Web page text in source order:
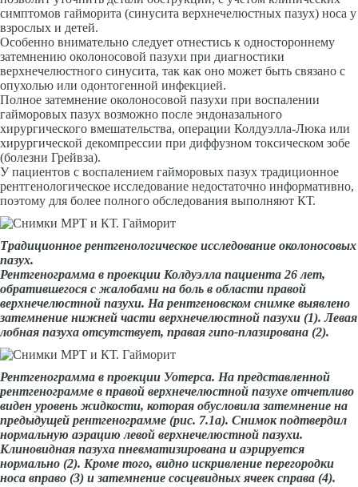
симптомов гайморита (синусита верхнечелюстных пазух) носа у
взрослых и детей.
Особенно внимательно следует отнестись к одностороннему
затемнению околоносовой пазухи при диагностики
верхнечелюстного синусита, так как оно может быть связано с
опухолью или одонтогенной инфекцией.
Полное затемнение околоносовой пазухи при воспалении
гайморовых пазух возможно после эндоназального
хирургического вмешательства, операции Колдуэлла-Люка или
хирургической декомпрессии при диффузном токсическом зобе
(болезни Грейвза).
У пациентов с воспалением гайморовых пазух традиционное
рентгенологическое исследование недостаточно информативно,
поэтому для более полного обследования выполняют КТ.
Традиционное рентгенологическое исследование околоносовых
пазух.
Рентгенограмма в проекции Колдуэлла пациента 26 лет,
обратившегося с жалобами на боль в области правой
верхнечелюстной пазухи. На рентгеновском снимке выявлено
затемнение нижней части верхнечелюстной пазухи (1). Левая
лобная пазуха отсутствует, правая гипо-плазирована (2).
Рентгенограмма в проекции Уотерса. На представленной
рентгенограмме в правой верхнечелюстной пазухе отчетливо
виден уровень жидкости, которая обусловила затемнение на
предыдущей рентгенограмме (рис. 7.1а). Снимок подтвердил
нормальную аэрацию левой верхнечелюстной пазухи.
Клиновидная пазуха пневматизирована и аэрируется
нормально (2). Кроме того, видно искривление перегородки
носа вправо (3) и затемнение сосцевидных ячеек справа (4).